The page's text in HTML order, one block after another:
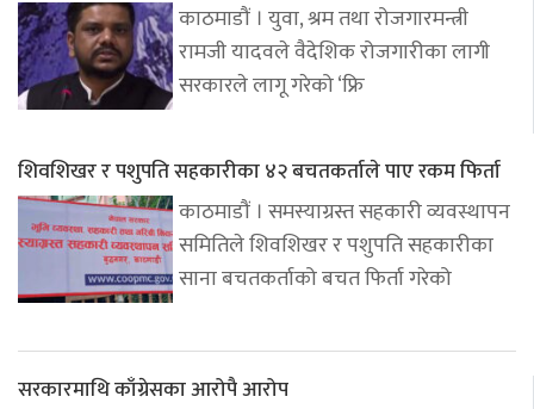
काठमाडौं । युवा, श्रम तथा रोजगारमन्त्री
रामजी यादवले वैदेशिक रोजगारीका लागी
सरकारले लागू गरेको ‘फ्रि
शिवशिखर र पशुपति सहकारीका ४२ बचतकर्ताले पाए रकम फिर्ता
काठमाडौं । समस्याग्रस्त सहकारी व्यवस्थापन
समितिले शिवशिखर र पशुपति सहकारीका
साना बचतकर्ताको बचत फिर्ता गरेको
सरकारमाथि काँग्रेसका आरोपै आरोप